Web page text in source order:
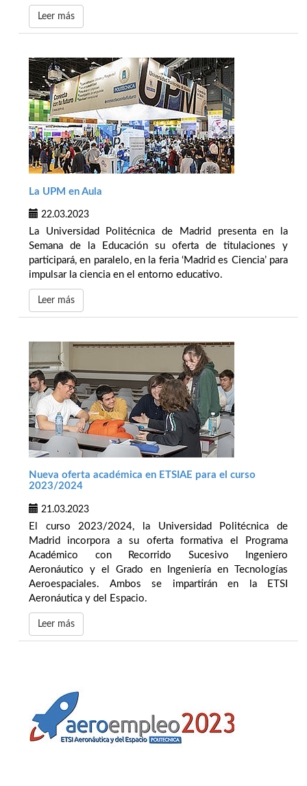
Leer más
La UPM en Aula
22.03.2023
La Universidad Politécnica de Madrid presenta en la
Semana de la Educación su oferta de titulaciones y
participará, en paralelo, en la feria ‘Madrid es Ciencia’ para
impulsar la ciencia en el entorno educativo.
Leer más
Nueva oferta académica en ETSIAE para el curso
2023/2024
21.03.2023
El curso 2023/2024, la Universidad Politécnica de
Madrid incorpora a su oferta formativa el Programa
Académico con Recorrido Sucesivo Ingeniero
Aeronáutico y el Grado en Ingeniería en Tecnologías
Aeroespaciales. Ambos se impartirán en la ETSI
Aeronáutica y del Espacio.
Leer más